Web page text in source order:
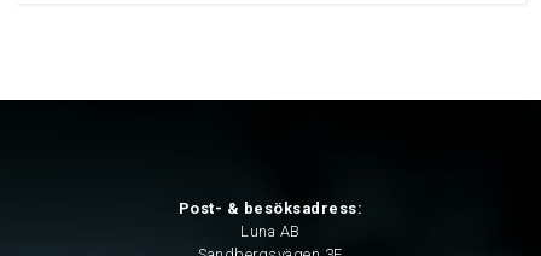
Post- & besöksadress:
Luna AB